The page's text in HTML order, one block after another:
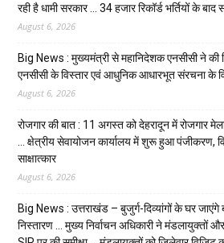
रही है धामी सरकार … 34 हजार रिकॉर्ड भर्तियों के
August 6, 2026
Big News : मुख्यमंत्री से महानिदेशक एनसीसी ने की
एनसीसी के विस्तार एवं आधुनिक आधारभूत संरचना के
August 6, 2026
रोजगार की बात : 11 अगस्त को देहरादून में रोजगार
… क्षेत्रीय सेवायोजन कार्यालय में शुरू हुआ पंजीकरण,
साक्षात्कार
August 6, 2026
Big News : उत्तराखंड – बुजुर्ग-दिव्यांगों के घर जाएंगे
निस्तारण … मुख्य निर्वाचन अधिकारी ने मंडलायुक्तों